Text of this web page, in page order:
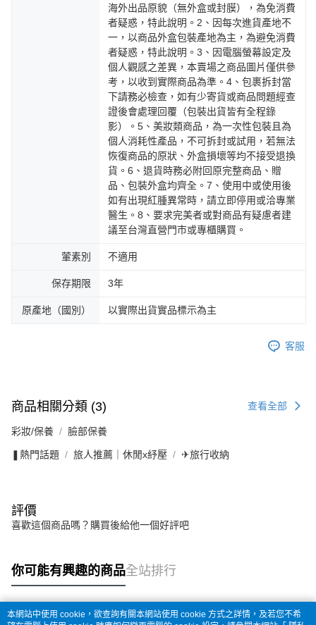
海外出品原貌（無外盒或封膜），為免消費
者疑惑，特此說明。2、因每次進貨產地不
一，以商品外盒包裝產地為主，為避免消費
者疑惑，特此說明。3、因電腦螢幕設定及
個人觀感之差異，本賣場之商品圖片僅供參
考，以收到實際商品為準。4、包裹拆封當
下請務必檢查，如有少寄貨或商品問題經查
證後會處理回覆（包裝出貨皆有全程錄
影）。5、美妝類商品，為一次性包裝且為
個人消耗性產品，不可拆封或試用，若無法
恢復商品的原狀、外盒損壞等均不接受退換
貨。6、退貨時務必附回原完整商品、贈
品、包裝外盒均齊全。7、使用中或使用後
如有出現紅腫異常時，請立即停用或洽專業
醫生。8、要求完美者或對商品有疑慮者建
議至台灣直營門市或專櫃購買。
葷素別 不適用
保存期限 3年
原產地（國別） 以實際出貨實品標示為主
客服
商品相關分類 (3) 查看全部
彩妝/保養 臉部保養
❚熱門話題 旅人推薦｜休閒x紓壓 ✈旅行收納
評價
喜歡這個商品嗎？購買後給他一個好評吧
你可能有興趣的商品全站排行
本網站中使用 cookie，欲查詢有關本網站使用 cookie 方式之詳情，及若您不希